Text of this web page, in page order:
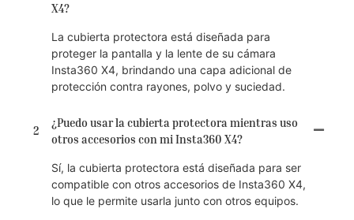
X4?
La cubierta protectora está diseñada para
proteger la pantalla y la lente de su cámara
Insta360 X4, brindando una capa adicional de
protección contra rayones, polvo y suciedad.
2
¿Puedo usar la cubierta protectora mientras uso
otros accesorios con mi Insta360 X4?
Sí, la cubierta protectora está diseñada para ser
compatible con otros accesorios de Insta360 X4,
lo que le permite usarla junto con otros equipos.